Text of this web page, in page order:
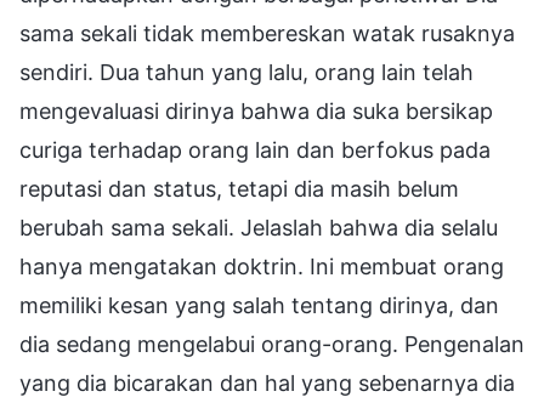
sama sekali tidak membereskan watak rusaknya
sendiri. Dua tahun yang lalu, orang lain telah
mengevaluasi dirinya bahwa dia suka bersikap
curiga terhadap orang lain dan berfokus pada
reputasi dan status, tetapi dia masih belum
berubah sama sekali. Jelaslah bahwa dia selalu
hanya mengatakan doktrin. Ini membuat orang
memiliki kesan yang salah tentang dirinya, dan
dia sedang mengelabui orang-orang. Pengenalan
yang dia bicarakan dan hal yang sebenarnya dia